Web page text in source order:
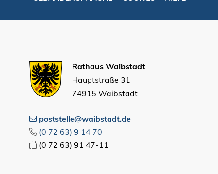
Rathaus Waibstadt
Hauptstraße 31
74915 Waibstadt
poststelle@waibstadt.de
(0 72 63) 9 14 70
(0 72 63) 91 47-11